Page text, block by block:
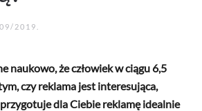
2019
naukowo, że człowiek w ciągu 6,5
czy reklama jest interesująca,
dla Ciebie reklamę idealnie